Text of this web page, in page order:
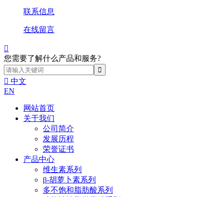
联系信息
在线留言

您需要了解什么产品和服务?
 中文
EN
网站首页
关于我们
公司简介
发展历程
荣誉证书
产品中心
维生素系列
β-胡萝卜素系列
多不饱和脂肪酸系列